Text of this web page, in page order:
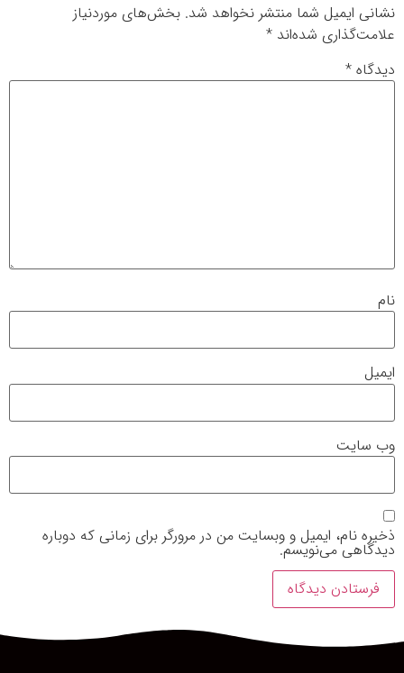
نشانی ایمیل شما منتشر نخواهد شد. بخش‌های موردنیاز
علامت‌گذاری شده‌اند *
دیدگاه *
نام
ایمیل
وب‌ سایت
ذخیره نام، ایمیل و وبسایت من در مرورگر برای زمانی که دوباره
دیدگاهی می‌نویسم.